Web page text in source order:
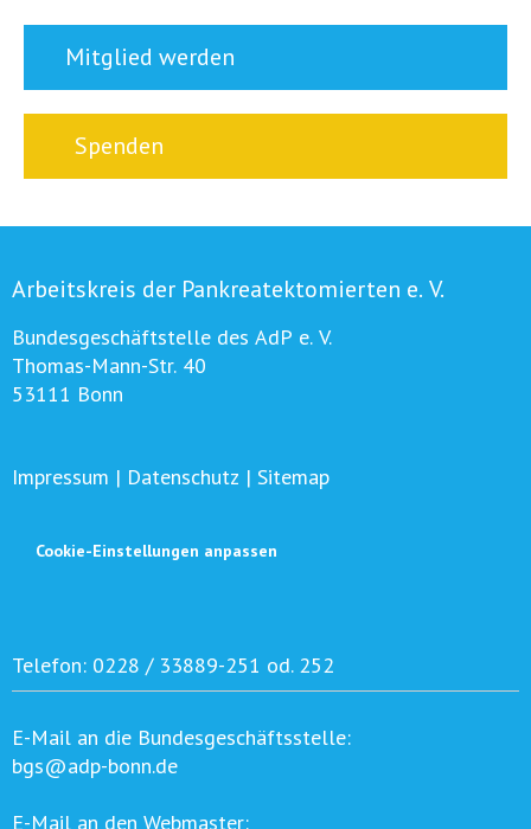
Mitglied werden
Spenden
Arbeitskreis der Pankreatektomierten e. V.
Bundesgeschäftstelle des AdP e. V.
Thomas-Mann-Str. 40
53111 Bonn
Impressum | Datenschutz | Sitemap
Cookie-Einstellungen anpassen
Telefon: 0228 / 33889-251 od. 252
E-Mail an die Bundesgeschäftsstelle:
bgs@adp-bonn.de
E-Mail an den Webmaster: